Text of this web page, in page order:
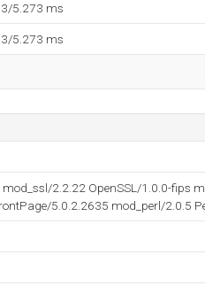
5.273 ms
5.273 ms
2.2.22 OpenSSL/1.0.0-fips
5.0.2.2635 mod_perl/2.0.5